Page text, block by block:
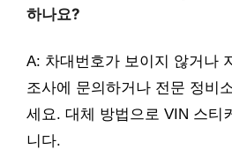
하나요?
A: 차대번호가 보이지 않거나
조사에 문의하거나 전문 정비
세요. 대체 방법으로 VIN 스티
니다.